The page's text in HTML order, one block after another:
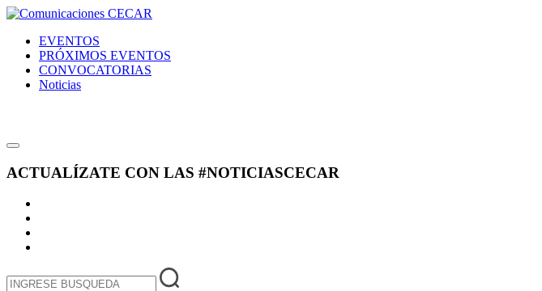
EVENTOS
PRÓXIMOS EVENTOS
CONVOCATORIAS
Noticias
ACTUALÍZATE CON LAS #NOTICIASCECAR